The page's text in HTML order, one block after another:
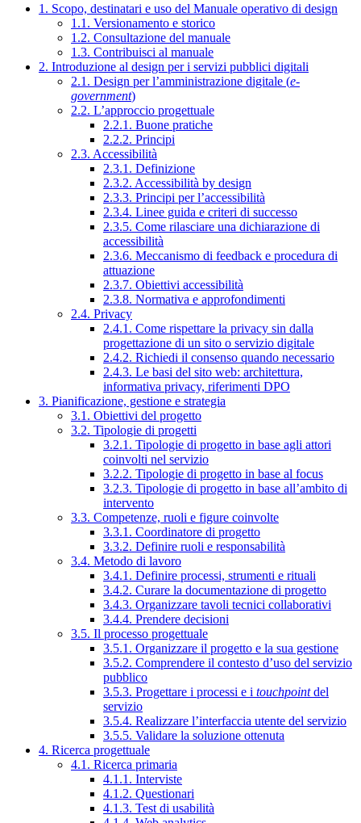
1. Scopo, destinatari e uso del Manuale operativo di design
1.1. Versionamento e storico
1.2. Consultazione del manuale
1.3. Contribuisci al manuale
2. Introduzione al design per i servizi pubblici digitali
2.1. Design per l’amministrazione digitale (e-
government)
2.2. L’approccio progettuale
2.2.1. Buone pratiche
2.2.2. Principi
2.3. Accessibilità
2.3.1. Definizione
2.3.2. Accessibilità by design
2.3.3. Principi per l’accessibilità
2.3.4. Linee guida e criteri di successo
2.3.5. Come rilasciare una dichiarazione di
accessibilità
2.3.6. Meccanismo di feedback e procedura di
attuazione
2.3.7. Obiettivi accessibilità
2.3.8. Normativa e approfondimenti
2.4. Privacy
2.4.1. Come rispettare la privacy sin dalla
progettazione di un sito o servizio digitale
2.4.2. Richiedi il consenso quando necessario
2.4.3. Le basi del sito web: architettura,
informativa privacy, riferimenti DPO
3. Pianificazione, gestione e strategia
3.1. Obiettivi del progetto
3.2. Tipologie di progetti
3.2.1. Tipologie di progetto in base agli attori
coinvolti nel servizio
3.2.2. Tipologie di progetto in base al focus
3.2.3. Tipologie di progetto in base all’ambito di
intervento
3.3. Competenze, ruoli e figure coinvolte
3.3.1. Coordinatore di progetto
3.3.2. Definire ruoli e responsabilità
3.4. Metodo di lavoro
3.4.1. Definire processi, strumenti e rituali
3.4.2. Curare la documentazione di progetto
3.4.3. Organizzare tavoli tecnici collaborativi
3.4.4. Prendere decisioni
3.5. Il processo progettuale
3.5.1. Organizzare il progetto e la sua gestione
3.5.2. Comprendere il contesto d’uso del servizio
pubblico
3.5.3. Progettare i processi e i touchpointdel
servizio
3.5.4. Realizzare l’interfaccia utente del servizio
3.5.5. Validare la soluzione ottenuta
4. Ricerca progettuale
4.1. Ricerca primaria
4.1.1. Interviste
4.1.2. Questionari
4.1.3. Test di usabilità